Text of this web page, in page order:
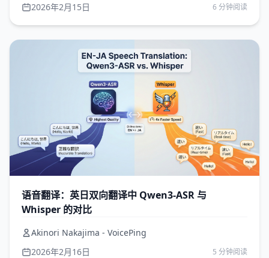
2026年2月15日
6 分钟阅读
语音翻译：英日双向翻译中 Qwen3-ASR 与
Whisper 的对比
Akinori Nakajima - VoicePing
2026年2月16日
5 分钟阅读